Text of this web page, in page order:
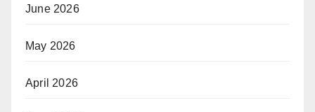
June 2026
May 2026
April 2026